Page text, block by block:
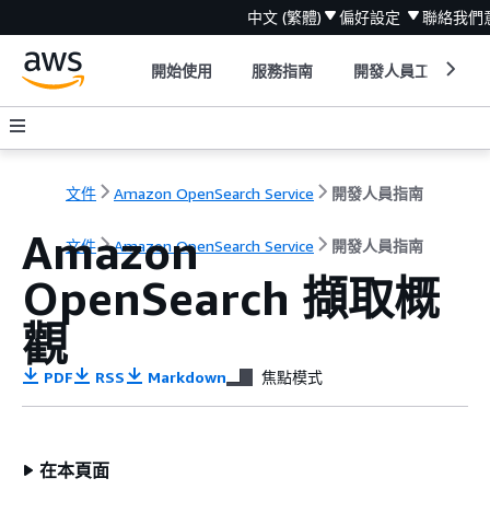
中文 (繁體) 偏好設定 聯絡我們
開始使用 服務指南 開發人員工具
文件 Amazon OpenSearch Service 開發人員指南
文件 Amazon OpenSearch Service 開發人員指南
Amazon
OpenSearch 擷取概
觀
PDF RSS Markdown 焦點模式
在本頁面